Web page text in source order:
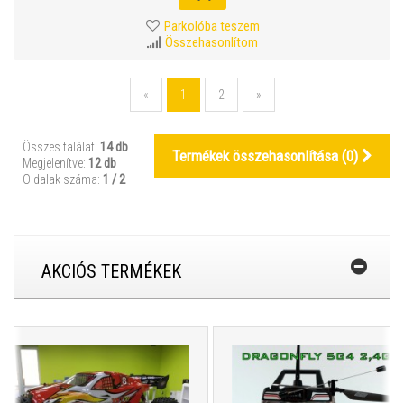
Parkolóba teszem
Összehasonlítom
« 1 2 »
Összes találat: 14 db
Megjelenítve: 12 db
Oldalak száma: 1 / 2
Termékek összehasonlítása (0)
AKCIÓS TERMÉKEK